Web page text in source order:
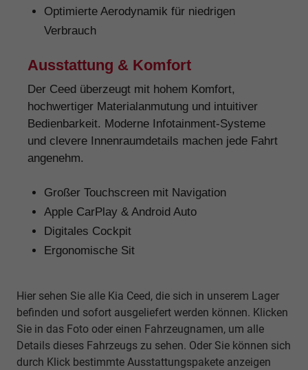
Optimierte Aerodynamik für niedrigen
Verbrauch
Ausstattung & Komfort
Der Ceed überzeugt mit hohem Komfort,
hochwertiger Materialanmutung und intuitiver
Bedienbarkeit. Moderne Infotainment-Systeme
und clevere Innenraumdetails machen jede Fahrt
angenehm.
Großer Touchscreen mit Navigation
Apple CarPlay & Android Auto
Digitales Cockpit
Ergonomische Sit
Hier sehen Sie alle Kia Ceed, die sich in unserem Lager
befinden und sofort ausgeliefert werden können. Klicken
Sie in das Foto oder einen Fahrzeugnamen, um alle
Details dieses Fahrzeugs zu sehen. Oder Sie können sich
durch Klick bestimmte Ausstattungspakete anzeigen